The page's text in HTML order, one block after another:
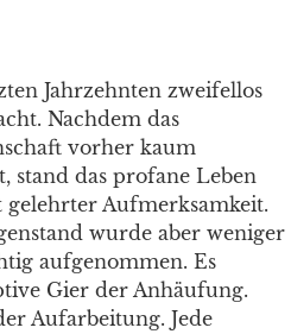
Jahrzehnten zweifellos
Nachdem das
vorher kaum
stand das profane Leben
Aufmerksamkeit.
wurde aber weniger
aufgenommen. Es
Gier der Anhäufung.
Aufarbeitung. Jede